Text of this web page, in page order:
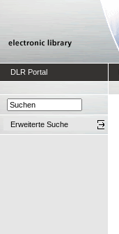
DLR Portal
Erweiterte Suche